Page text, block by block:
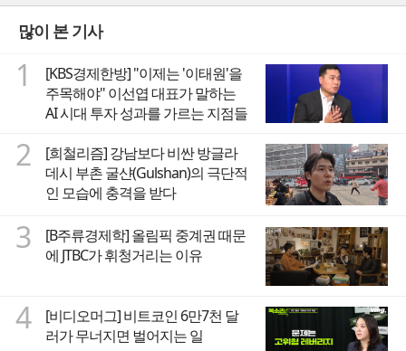
많이 본 기사
1
[KBS경제한방] "이제는 '이태원'을
주목해야" 이선엽 대표가 말하는
AI 시대 투자 성과를 가르는 지점들
2
[희철리즘] 강남보다 비싼 방글라
데시 부촌 굴샨(Gulshan)의 극단적
인 모습에 충격을 받다
3
[B주류경제학] 올림픽 중계권 때문
에 JTBC가 휘청거리는 이유
4
[비디오머그] 비트코인 6만7천 달
러가 무너지면 벌어지는 일